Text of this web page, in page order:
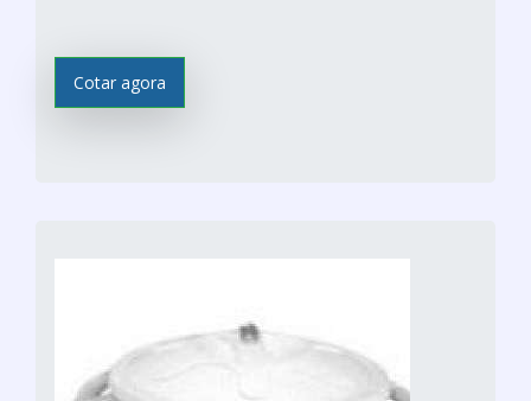
Cotar agora